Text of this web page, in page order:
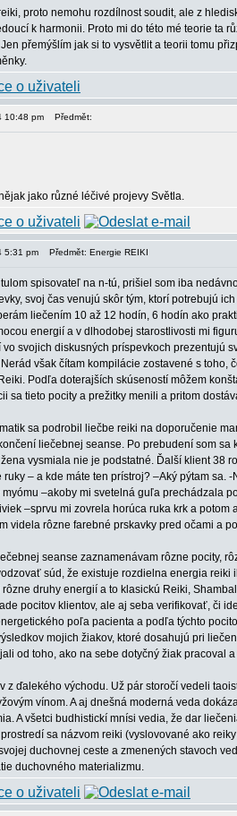
proto nemohu rozdílnost soudit, ale z
k harmonii. Proto mi do této mé teorie ta
přemýšlím jak si to vysvětlit a teorii tomu
10:48 pm Předmět:
jako různé léčivé projevy Světla.
5:31 pm Předmět: Energie REIKI
spisovateľ na n-tú, prišiel som iba
svoj čas venujú skôr tým, ktorí potrebujú
liečením 10 až 12 hodín, 6 hodín ako
energií a v dlhodobej starostlivosti mi
vo svojich diskusných príspevkoch prezentujú
však čítam kompilácie zostavené s
Podľa doterajších skúseností môžem
sa tieto pocity a prežitky menili a pritom
sa podrobil liečbe reiki na doporučenie
liečebnej seanse. Po prebudení som
vysmiala nie je podstatné. Ďalší klient 38
– a kde máte ten prístroj? –Aký pýtam sa.
–akoby mi svetelná guľa prechádzala
–sprvu mi zovrela horúca ruka krk a
videla rôzne farebné prskavky pred očami a
seanse zaznamenávam rôzne pocity,
súd, že existuje rozdielna energia
druhy energií a to klasickú Reiki,
pocitov klientov, ale aj seba verifikovať, či
poľa pacienta a podľa týchto
mojich žiakov, ktoré dosahujú pri
od toho, ako na sebe dotyčný žiak pracoval
z ďalekého východu. Už pár storočí vedeli
vínom. A aj dnešná moderná veda
A všetci budhistickí mnísi vedia, že dar
sa názvom reiki (vyslovované ako
duchovnej ceste a zmenených stavoch
duchovného materializmu.